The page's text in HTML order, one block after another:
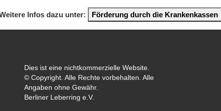
Infos dazu unter: Förderung durch die Krankenkassen
Dies ist eine nichtkommerzielle Website.
© Copyright. Alle Rechte vorbehalten. Alle
Angaben ohne Gewähr.
Berliner Leberring e.V.